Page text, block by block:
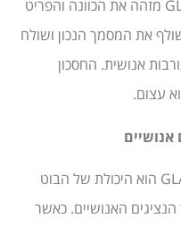
החשבונית האחרונה שלו, GLASSIX AI מזהה את הכוונה והפריט
את המסמך הנכון ושולח
אנושית. החסכון
עצום.
אנושיים
יתרון גדול וחשוב נוסף של GLASSIX AI הוא היכולת של הבוט
האנושיים. כאשר